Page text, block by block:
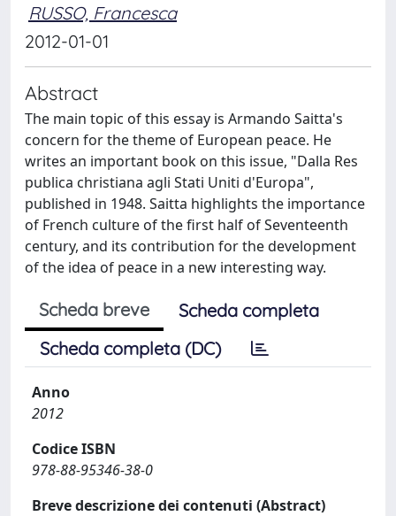
RUSSO, Francesca
2012-01-01
Abstract
The main topic of this essay is Armando Saitta's
concern for the theme of European peace. He
writes an important book on this issue, "Dalla Res
publica christiana agli Stati Uniti d'Europa",
published in 1948. Saitta highlights the importance
of French culture of the first half of Seventeenth
century, and its contribution for the development
of the idea of peace in a new interesting way.
Scheda breve
Scheda completa
Scheda completa (DC)
Anno
2012
Codice ISBN
978-88-95346-38-0
Breve descrizione dei contenuti (Abstract)